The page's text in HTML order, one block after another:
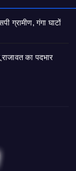
ग्रामीण, गंगा घाटों
का पदभार